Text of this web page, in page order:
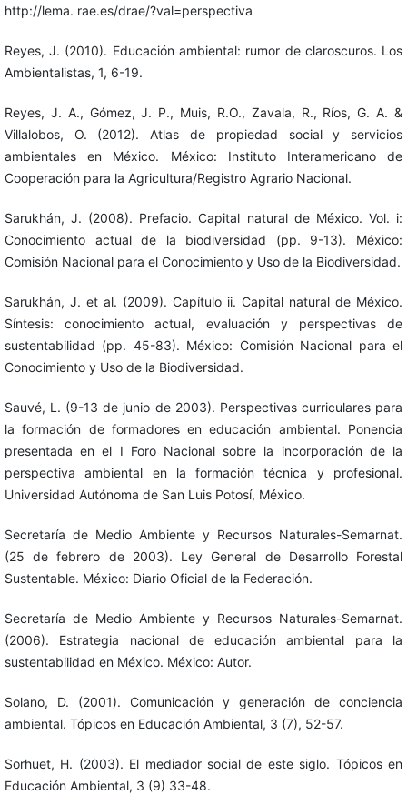
http://lema. rae.es/drae/?val=perspectiva
Reyes, J. (2010). Educación ambiental: rumor de claroscuros. Los
Ambientalistas, 1, 6-19.
Reyes, J. A., Gómez, J. P., Muis, R.O., Zavala, R., Ríos, G. A. &
Villalobos, O. (2012). Atlas de propiedad social y servicios
ambientales en México. México: Instituto Interamericano de
Cooperación para la Agricultura/Registro Agrario Nacional.
Sarukhán, J. (2008). Prefacio. Capital natural de México. Vol. i:
Conocimiento actual de la biodiversidad (pp. 9-13). México:
Comisión Nacional para el Conocimiento y Uso de la Biodiversidad.
Sarukhán, J. et al. (2009). Capítulo ii. Capital natural de México.
Síntesis: conocimiento actual, evaluación y perspectivas de
sustentabilidad (pp. 45-83). México: Comisión Nacional para el
Conocimiento y Uso de la Biodiversidad.
Sauvé, L. (9-13 de junio de 2003). Perspectivas curriculares para
la formación de formadores en educación ambiental. Ponencia
presentada en el I Foro Nacional sobre la incorporación de la
perspectiva ambiental en la formación técnica y profesional.
Universidad Autónoma de San Luis Potosí, México.
Secretaría de Medio Ambiente y Recursos Naturales-Semarnat.
(25 de febrero de 2003). Ley General de Desarrollo Forestal
Sustentable. México: Diario Oficial de la Federación.
Secretaría de Medio Ambiente y Recursos Naturales-Semarnat.
(2006). Estrategia nacional de educación ambiental para la
sustentabilidad en México. México: Autor.
Solano, D. (2001). Comunicación y generación de conciencia
ambiental. Tópicos en Educación Ambiental, 3 (7), 52-57.
Sorhuet, H. (2003). El mediador social de este siglo. Tópicos en
Educación Ambiental, 3 (9) 33-48.